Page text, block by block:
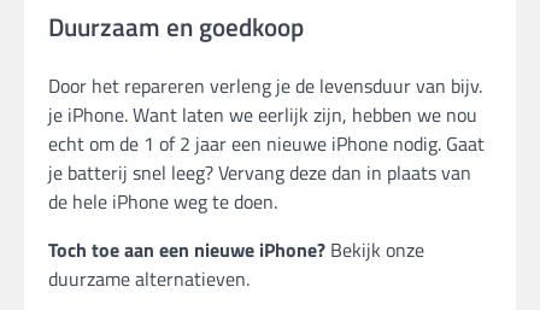
Duurzaam en goedkoop
Door het repareren verleng je de levensduur van bijv.
je iPhone. Want laten we eerlijk zijn, hebben we nou
echt om de 1 of 2 jaar een nieuwe iPhone nodig. Gaat
je batterij snel leeg? Vervang deze dan in plaats van
de hele iPhone weg te doen.
Toch toe aan een nieuwe iPhone? Bekijk onze
duurzame alternatieven.